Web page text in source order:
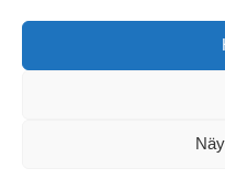
a
c
b
o